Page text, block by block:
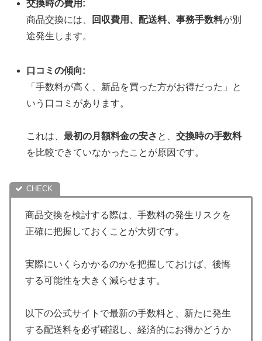
交換時の費用:
商品交換には、
回収費用、配送料、事務手数料が別
途発生します。
口コミの傾向:
「手数料が高く、新品を買った方がお得だった」と
いう口コミがあります。
これは、最初の月額料金の安さ と、交換時の手数料
を比較できていなかったことが原因です。
商品交換を検討する際は、手数料の発生リスクを
正確に把握しておくことが大切です。
実際にいくらかかるのかを把握しておけば、後悔
する可能性を大きく減らせます。
以下の公式サイトで最新の手数料と、新たに発生
する配送料を必ず確認し、経済的にお得かどうか